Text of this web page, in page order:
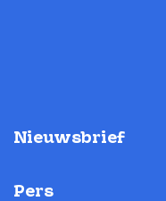
Nieuwsbrief
Pers